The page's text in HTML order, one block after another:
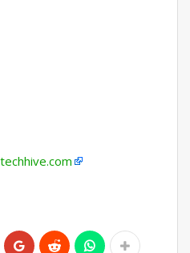
techhive.com